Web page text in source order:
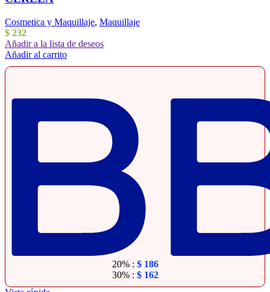
Cosmetica y Maquillaje, Maquillaje
$ 232
Añadir a la lista de deseos
Añadir al carrito
20% : $186
30% : $162